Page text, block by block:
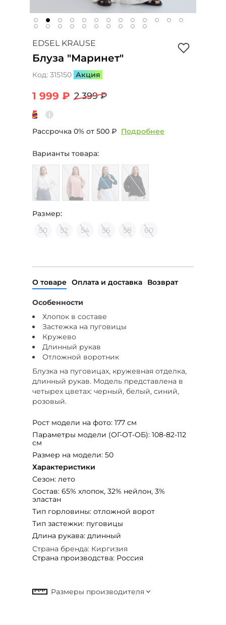
EDSEL KRAUSE
Блуза "Маринет"
Код: 315150 Акция
1 999 ₽ 2 399 ₽
Рассрочка 0% от 500 ₽ Подробнее
Варианты товара:
Размер:
50
52 54 56 58 60
О товаре Оплата и доставка Возврат
Особенности
Хлопок в составе
Застежка на пуговицы
Кружево
Длинный рукав
Отложной воротник
Блузка на пуговицах, кружевная отделка,
длинный рукав. Модель представлена в
четырех цветах: черный, белый, синий,
розовый.
Рост модели на фото: 177 см
Параметры модели (ОГ-ОТ-ОБ): 108-82-112
см
Размер на модели: 50
Характеристики
Сезон: лето
Состав: 65% хлопок, 32% нейлон, 3%
эластан
Тип горловины: отложной ворот
Тип застежки: пуговицы
Длина рукава: длинный
Страна бренда: Киргизия
Страна производства: Россия